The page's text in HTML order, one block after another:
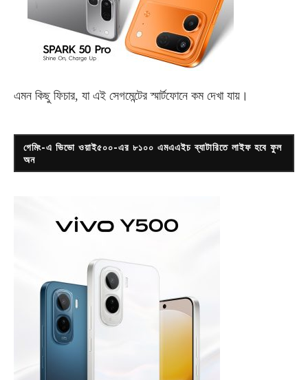
এমন কিছু ফিচার, যা এই সেগমেন্টের স্মার্টফোনে কম দেখা যায়।
গেমিং-এ ভিভো ওয়াই৫০০-এর ৮১০০ এমএএইচ ব্যাটারিতে লাইফ হবে ফুল
অন